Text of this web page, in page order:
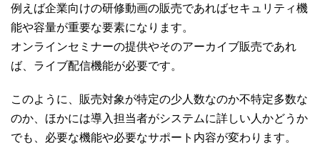
例えば企業向けの研修動画の販売であればセキュリティ機
能や容量が重要な要素になります。
オンラインセミナーの提供やそのアーカイブ販売であれ
ば、ライブ配信機能が必要です。
このように、販売対象が特定の少人数なのか不特定多数な
のか、ほかには導入担当者がシステムに詳しい人かどうか
でも、必要な機能や必要なサポート内容が変わります。